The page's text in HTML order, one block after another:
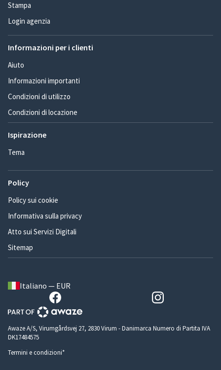
Stampa
Login agenzia
Informazioni per i clienti
Aiuto
Informazioni importanti
Condizioni di utilizzo
Condizioni di locazione
Ispirazione
Tema
Policy
Policy sui cookie
Informativa sulla privacy
Atto sui Servizi Digitali
Sitemap
Italiano — EUR
Awaze A/S, Virumgårdsvej 27, 2830 Virum - Danimarca Numero di Partita IVA
DK17484575
Termini e condizioni*